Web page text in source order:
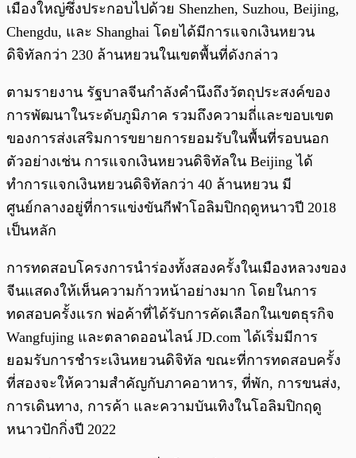
เมืองใหญ่ซึ่งประกอบไปด้วย Shenzhen, Suzhou, Beijing,
Chengdu, และ Shanghai โดยได้มีการแจกเงินหยวน
ดิจิทัลกว่า 230 ล้านหยวนในเขตพื้นที่ดังกล่าว
ตามรายงาน รัฐบาลจีนกำลังคำนึงถึงวัตถุประสงค์ของ
การพัฒนาในระดับภูมิภาค รวมถึงความถี่และขอบเขต
ของการส่งเสริมการขยายการยอมรับในพื้นที่รอบนอก
ตัวอย่างเช่น การแจกเงินหยวนดิจิทัลใน Beijing ได้
ทำการแจกเงินหยวนดิจิทัลกว่า 40 ล้านหยวน มี
ศูนย์กลางอยู่ที่การแข่งขันกีฬาโอลิมปิกฤดูหนาวปี 2018
เป็นหลัก
การทดสอบโครงการนำร่องทั้งสองครั้งในเมืองหลวงของ
จีนแสดงให้เห็นความก้าวหน้าอย่างมาก โดยในการ
ทดสอบครั้งแรก พ่อค้าที่ได้รับการคัดเลือกในเขตธุรกิจ
Wangfujing และตลาดออนไลน์ JD.com ได้เริ่มมีการ
ยอมรับการชำระเงินหยวนดิจิทัล ขณะที่การทดสอบครั้ง
ที่สองจะให้ความสำคัญกับภาคอาหาร, ที่พัก, การขนส่ง,
การเดินทาง, การค้า และความบันเทิงในโอลิมปิกฤดู
หนาวปักกิ่งปี 2022